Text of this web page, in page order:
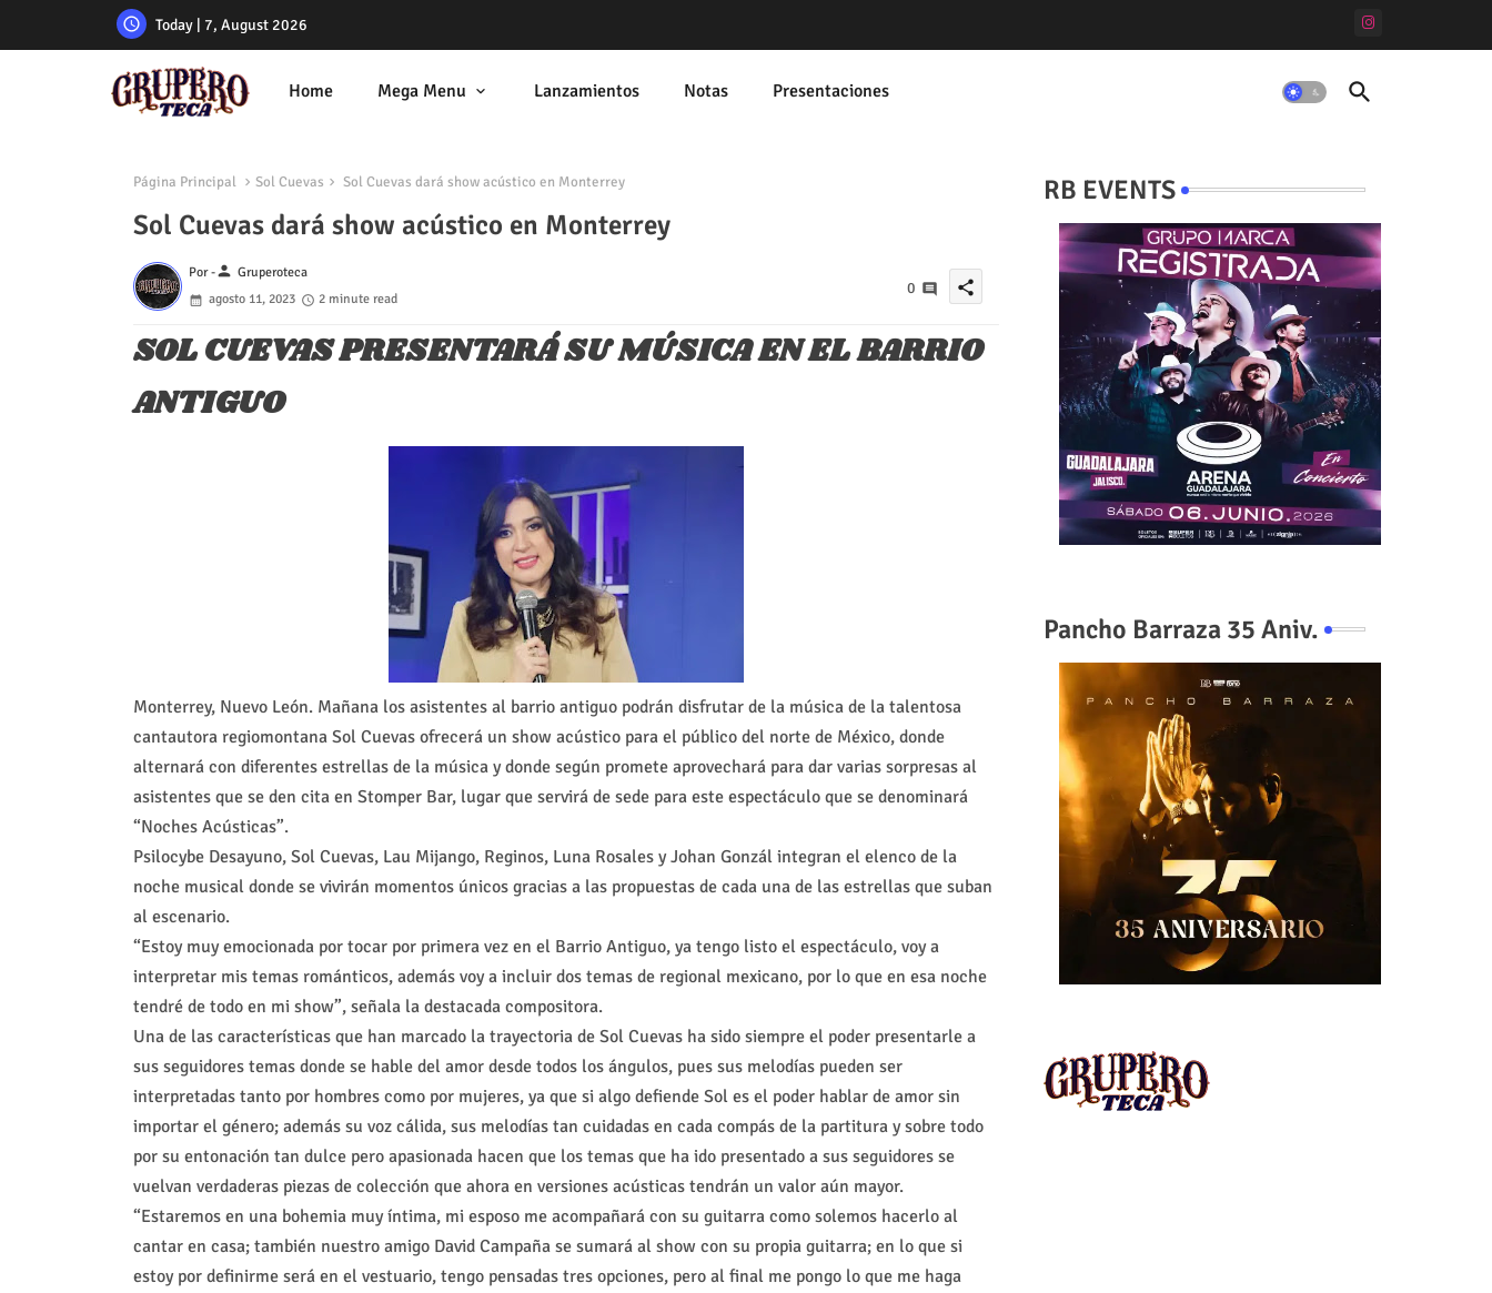
Today | 7, August 2026
Home Mega Menu Lanzamientos Notas Presentaciones
Página Principal Sol Cuevas Sol Cuevas dará show acústico en Monterrey
Sol Cuevas dará show acústico en Monterrey
Por -person Gruperoteca
agosto 11, 2023
2 minute read
0 share
SOL CUEVAS PRESENTARÁ SU MÚSICA EN EL BARRIO
ANTIGUO
Monterrey, Nuevo León. Mañana los asistentes al barrio antiguo podrán disfrutar de la música de la talentosa
cantautora regiomontana Sol Cuevas ofrecerá un show acústico para el público del norte de México, donde
alternará con diferentes estrellas de la música y donde según promete aprovechará para dar varias sorpresas al
asistentes que se den cita en Stomper Bar, lugar que servirá de sede para este espectáculo que se denominará
“Noches Acústicas”.
Psilocybe Desayuno, Sol Cuevas, Lau Mijango, Reginos, Luna Rosales y Johan Gonzál integran el elenco de la
noche musical donde se vivirán momentos únicos gracias a las propuestas de cada una de las estrellas que suban
al escenario.
“Estoy muy emocionada por tocar por primera vez en el Barrio Antiguo, ya tengo listo el espectáculo, voy a
interpretar mis temas románticos, además voy a incluir dos temas de regional mexicano, por lo que en esa noche
tendré de todo en mi show”, señala la destacada compositora.
Una de las características que han marcado la trayectoria de Sol Cuevas ha sido siempre el poder presentarle a
sus seguidores temas donde se hable del amor desde todos los ángulos, pues sus melodías pueden ser
interpretadas tanto por hombres como por mujeres, ya que si algo defiende Sol es el poder hablar de amor sin
importar el género; además su voz cálida, sus melodías tan cuidadas en cada compás de la partitura y sobre todo
por su entonación tan dulce pero apasionada hacen que los temas que ha ido presentado a sus seguidores se
vuelvan verdaderas piezas de colección que ahora en versiones acústicas tendrán un valor aún mayor.
“Estaremos en una bohemia muy íntima, mi esposo me acompañará con su guitarra como solemos hacerlo al
cantar en casa; también nuestro amigo David Campaña se sumará al show con su propia guitarra; en lo que si
estoy por definirme será en el vestuario, tengo pensadas tres opciones, pero al final me pongo lo que me haga
RB EVENTS
Pancho Barraza 35 Aniv.